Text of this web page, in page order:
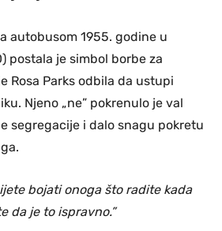
autobusom 1955. godine u
postala je simbol borbe za
Rosa Parks odbila da ustupi
Njeno „ne” pokrenulo je val
segregacije i dalo snagu pokretu
bojati onoga što radite kada
da je to ispravno.”